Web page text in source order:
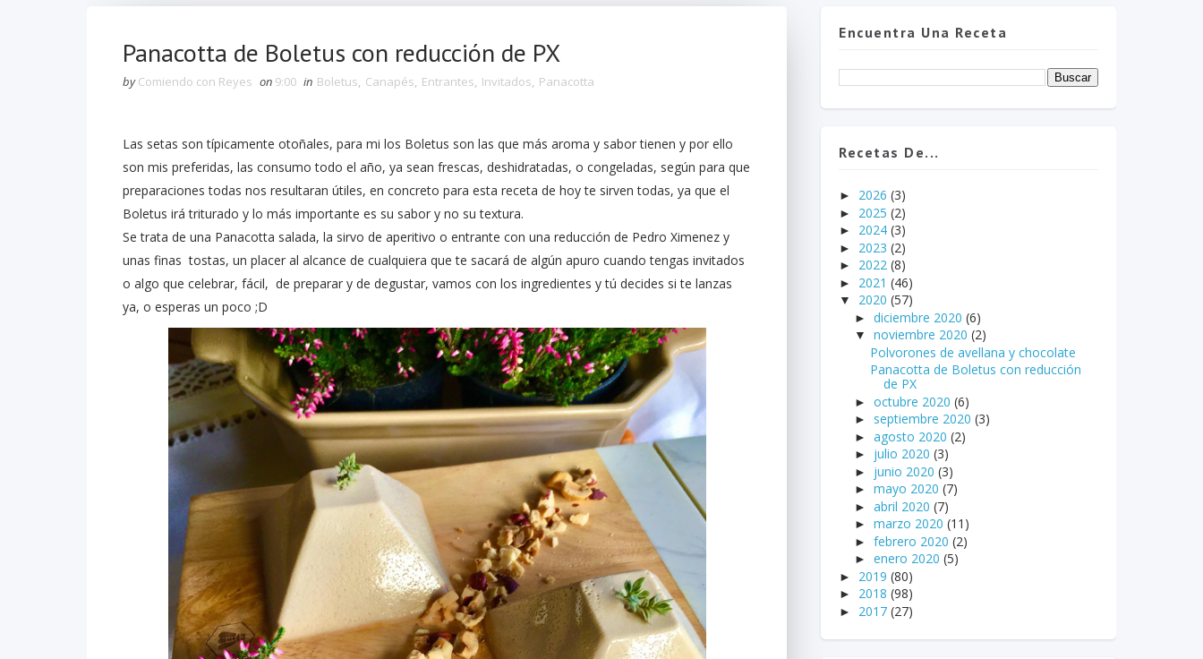
Panacotta de Boletus con reducción de PX
by Comiendo con Reyes on 9:00 in Boletus, Canapés, Entrantes, Invitados, Panacotta
Las setas son típicamente otoñales, para mi los Boletus son las que más aroma y sabor tienen y por ello
son mis preferidas, las consumo todo el año, ya sean frescas, deshidratadas, o congeladas, según para que
preparaciones todas nos resultaran útiles, en concreto para esta receta de hoy te sirven todas, ya que el
Boletus irá triturado y lo más importante es su sabor y no su textura.
Se trata de una Panacotta salada, la sirvo de aperitivo o entrante con una reducción de Pedro Ximenez y
unas finas tostas, un placer al alcance de cualquiera que te sacará de algún apuro cuando tengas invitados
o algo que celebrar, fácil, de preparar y de degustar, vamos con los ingredientes y tú decides si te lanzas
ya, o esperas un poco ;D
Encuentra Una Receta
Recetas De...
► 2026 (3)
► 2025 (2)
► 2024 (3)
► 2023 (2)
► 2022 (8)
► 2021 (46)
▼ 2020 (57)
► diciembre 2020 (6)
▼ noviembre 2020 (2)
Polvorones de avellana y chocolate
Panacotta de Boletus con reducción
de PX
► octubre 2020 (6)
► septiembre 2020 (3)
► agosto 2020 (2)
► julio 2020 (3)
► junio 2020 (3)
► mayo 2020 (7)
► abril 2020 (7)
► marzo 2020 (11)
► febrero 2020 (2)
► enero 2020 (5)
► 2019 (80)
► 2018 (98)
► 2017 (27)